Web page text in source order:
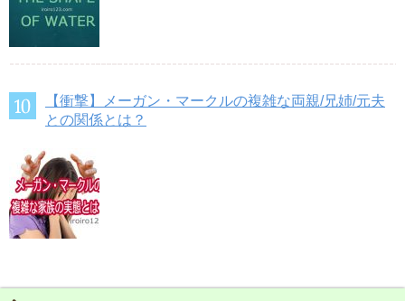
【衝撃】メーガン・マークルの複雑な両親/兄姉/元夫
との関係とは？